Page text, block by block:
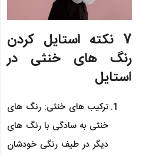
7 نکته استایل کردن
رنگ های خنثی در
استایل
ترکیب های خنثی: رنگ های
خنثی به سادگی با رنگ های
دیگر در طیف رنگی خودشان